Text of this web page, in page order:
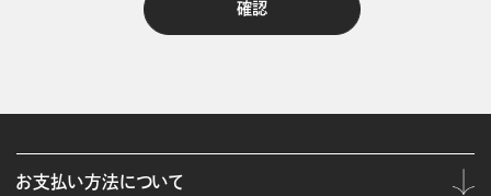
お支払い方法について